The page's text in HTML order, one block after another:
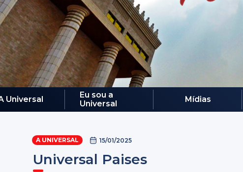
Universal
Eu sou a
Universal
Mídias
A UNIVERSAL 15/01/2025
Universal Paises